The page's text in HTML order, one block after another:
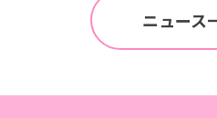
ニュース